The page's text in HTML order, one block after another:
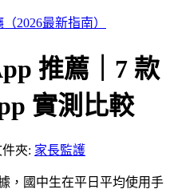
2026最新指南）
推薦｜7 款
實測比較
夾: 家長監護
，國中生在平日平均使用手